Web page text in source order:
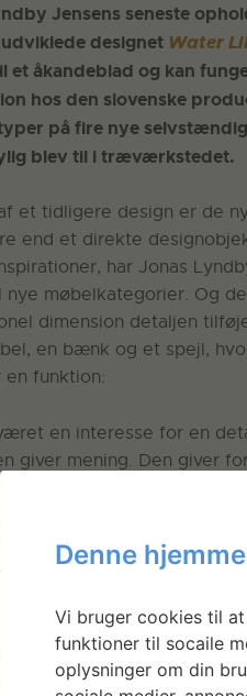
Jensens seneste
designet Water
et åkandeblad og kan
hos den slovenske
på fire nye
blev til i træværkstedet.
et tidligere design er de
end et direkte
har Jonas
nye møbelkategorier. Og
dimension detaljen
en bænk og et spejl,
funktion:
en interesse for en
giver mening. Den giver
brug for en kant –
jeg ikke ville lave den.
en bænk, et
meget lille – hylde.”
egentlig for 10 år
ikke ville have
Denne
Vi bruger cookies til
funktioner til socaile
oplysninger om din